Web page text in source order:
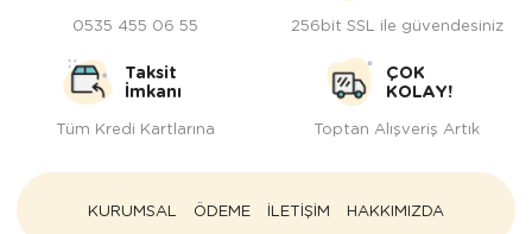
0535 455 06 55 256bit SSL ile güvendesiniz
Taksit
İmkanı
Tüm Kredi Kartlarına
ÇOK
KOLAY!
Toptan Alışveriş Artık
KURUMSAL ÖDEME İLETİŞİM HAKKIMIZDA